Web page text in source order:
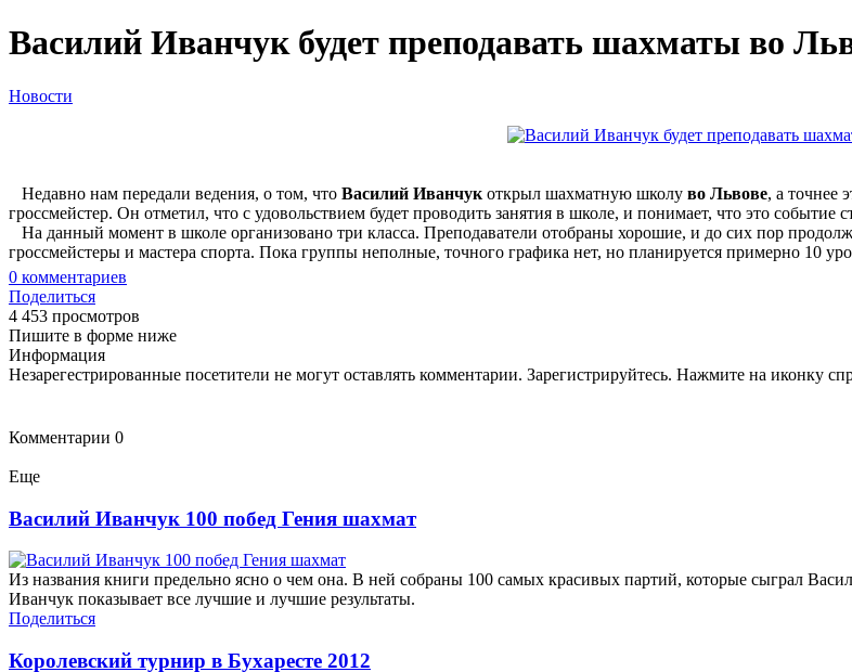
Василий Иванчук будет преподавать шахматы во
Новости
Недавно нам передали ведения, о том, что Василий Иванчук открыл шахматную школу во Львове, а точнее
гроссмейстер. Он отметил, что с удовольствием будет проводить занятия в школе, и понимает, что это событие
На данный момент в школе организовано три класса. Преподаватели отобраны хорошие, и до сих пор
гроссмейстеры и мастера спорта. Пока группы неполные, точного графика нет, но планируется примерно 10
0 комментариев
Поделиться
4 453 просмотров
Пишите в форме ниже
Информация
Незарегестрированные посетители не могут оставлять комментарии. Зарегистрируйтесь. Нажмите на иконку
Комментарии 0
Еще
Василий Иванчук 100 побед Гения шахмат
Из названия книги предельно ясно о чем она. В ней собраны 100 самых красивых партий, которые сыграл
Иванчук показывает все лучшие и лучшие результаты.
Поделиться
Королевский турнир в Бухаресте 2012